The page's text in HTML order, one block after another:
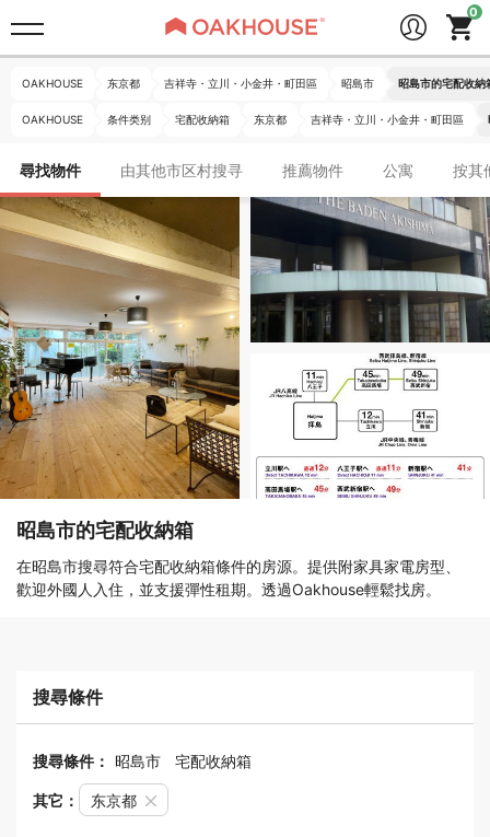
OAKHOUSE 东京都 吉祥寺・立川・小金井・町田區 昭島市 昭島市的宅配收納
OAKHOUSE 条件类别 宅配收納箱 东京都 吉祥寺・立川・小金井・町田區
尋找物件 由其他市区村搜寻 推薦物件 公寓 按其
昭島市的宅配收納箱
在昭島市搜尋符合宅配收納箱條件的房源。提供附家具家電房型、
歡迎外國人入住，並支援彈性租期。透過Oakhouse輕鬆找房。
搜尋條件
搜尋條件： 昭島市 宅配收納箱
其它： 东京都